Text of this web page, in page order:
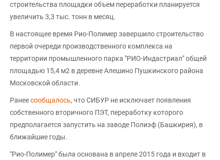
строительства площадки объем переработки планируется
увеличить 3,3 тыс. тонн в месяц.
В настоящее время Рио-Полимер завершило строительство
первой очереди производственного комплекса на
территории промышленного парка "РИО-Индастриал" общей
площадью 15,4 м2 в деревне Алешино Пушкинского района
Московской области.
Ранеесообщалось, что СИБУР не исключает появления
собственного вторичного ПЭТ, переработку которого
предполагается запустить на заводе Полиэф (Башкирия), в
ближайшие годы.
"Рио-Полимер" была основана в апреле 2015 года и входит в